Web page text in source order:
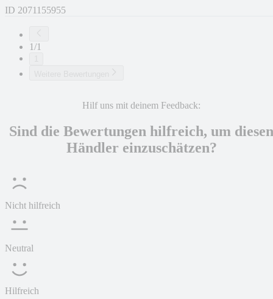
ID 2071155955
1/1
Hilf uns mit deinem Feedback:
Sind die Bewertungen hilfreich, um diesen
Händler einzuschätzen?
Nicht hilfreich
Neutral
Hilfreich